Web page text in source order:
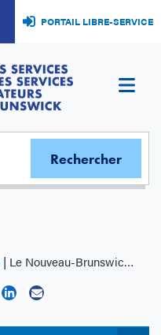
PORTAIL LIBRE-SERVICE
Le Nouveau-Brunswick adopte une loi pour la protection de certains titres professionnels